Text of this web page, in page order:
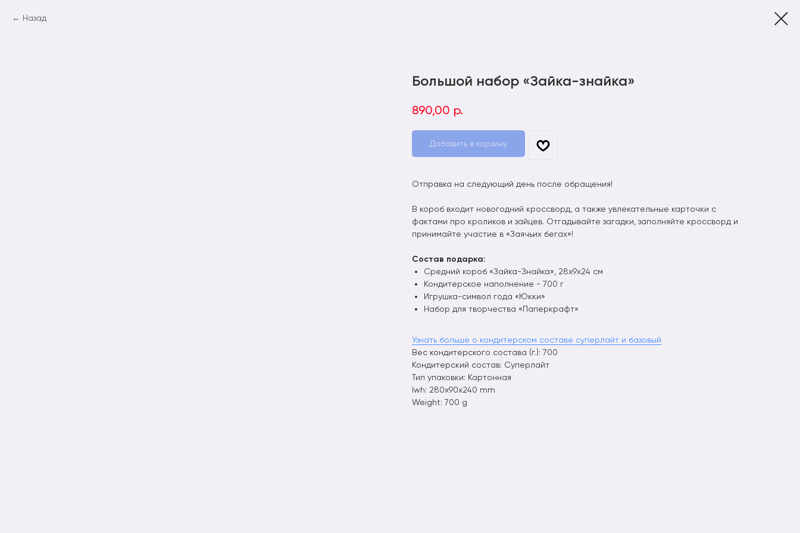
Назад
Большой набор «‎Зайка-знайка»
890,00 р.
Добавить в корзину
Отправка на следующий день после обращения!
В короб входит новогодний кроссворд, а также увлекательные карточки с
фактами про кроликов и зайцев. Отгадывайте загадки, заполняйте кроссворд и
принимайте участие в «Заячьих бегах»!
Состав подарка:
Средний короб «Зайка-Знайка», 28х9х24 см
Кондитерское наполнение - 700 г
Игрушка-символ года «Юкки»
Набор для творчества «Паперкрафт»
Узнать больше о кондитерском составе суперлайт и базовый
Вес кондитерского состава (г.): 700
Кондитерский состав: Суперлайт
Тип упаковки: Картонная
lwh: 280x90x240 mm
Weight: 700 g